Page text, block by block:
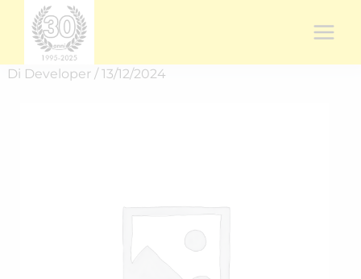
contenuto
Di Developer /13/12/2024